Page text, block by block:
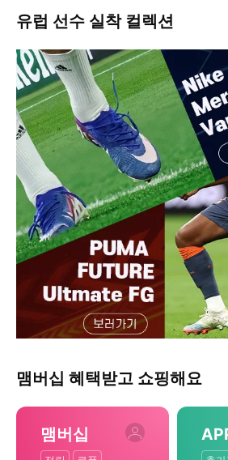
유럽 선수 실착 컬렉션
맴버십 혜택받고 쇼핑해요
맴버십